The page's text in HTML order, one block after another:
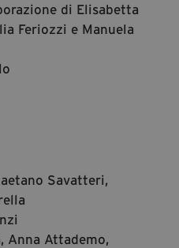
di Elisabetta
Feriozzi e Manuela
Savatteri,
Anna Attademo,